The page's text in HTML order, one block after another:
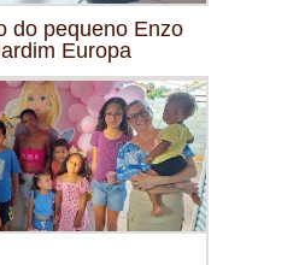
do pequeno Enzo
Europa